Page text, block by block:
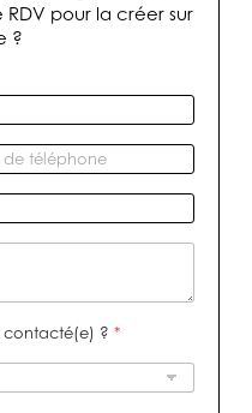
pour la créer sur
?
contacté(e) ? *